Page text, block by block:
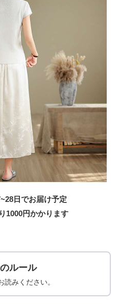
日でお届け予定
1000円かかります
ルール
読みください。